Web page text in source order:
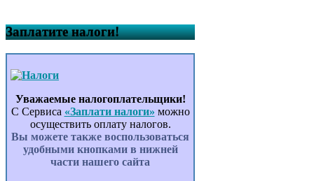
Заплатите налоги!
Уважаемые налогоплательщики!
С Сервиса «Заплати налоги» можно
осуществить оплату налогов.
Вы можете также воспользоваться
удобными кнопками в нижней
части нашего сайта